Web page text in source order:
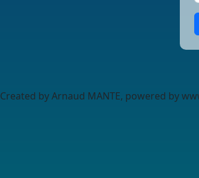
Created by Arnaud MANTE, powered by